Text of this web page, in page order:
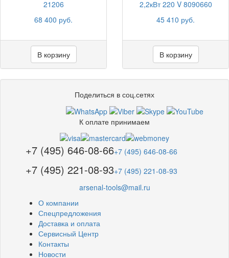
21206
68 400 руб.
В корзину
2,2кВт 220 V 8090660
45 410 руб.
В корзину
Поделиться в соц.сетях
К оплате принимаем
+7 (495) 646-08-66+7 (495) 646-08-66
+7 (495) 221-08-93+7 (495) 221-08-93
arsenal-tools@mail.ru
О компании
Спецпредложения
Доставка и оплата
Сервисный Центр
Контакты
Новости